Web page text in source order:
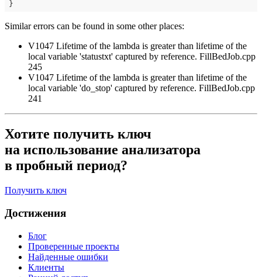
Similar errors can be found in some other places:
V1047 Lifetime of the lambda is greater than lifetime of the
local variable 'statustxt' captured by reference. FillBedJob.cpp
245
V1047 Lifetime of the lambda is greater than lifetime of the
local variable 'do_stop' captured by reference. FillBedJob.cpp
241
Хотите получить ключ
на использование анализатора
в пробный период?
Получить ключ
Достижения
Блог
Проверенные проекты
Найденные ошибки
Клиенты